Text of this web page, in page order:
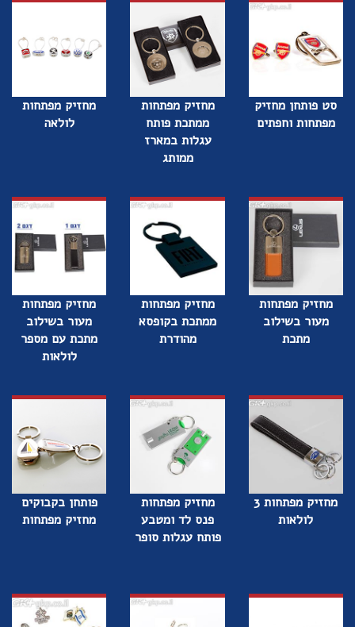
סט פותחן מחזיק
מפתחות וחפתים
מחזיק מפתחות
ממתכת פותח
עגלות במארז
ממותג
מחזיק מפתחות
לולאה
מחזיק מפתחות
מעור בשילוב
מתכת
מחזיק מפתחות
ממתכת בקופסא
מהודרת
מחזיק מפתחות
מעור בשילוב
מתכת עם מספר
לולאות
מחזיק מפתחות 3
לולאות
מחזיק מפתחות
פנס לד ומטבע
פותח עגלות סופר
פותחן בקבוקים
מחזיק מפתחות